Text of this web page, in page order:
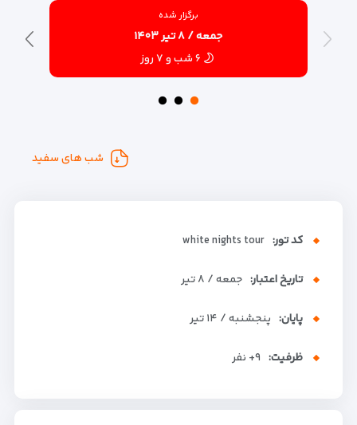
برگزار شده
جمعه / ۸ تیر ۱۴۰۳
۶ شب و ۷ روز
شب های سفید
کد تور: white nights tour
تاریخ اعتبار: جمعه / ۸ تیر
پایان: پنجشنبه / ۱۴ تیر
ظرفیت: +۹ نفر